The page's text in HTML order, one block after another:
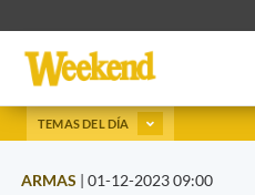
TEMAS DEL DÍA
ARMAS | 01-12-2023 09:00